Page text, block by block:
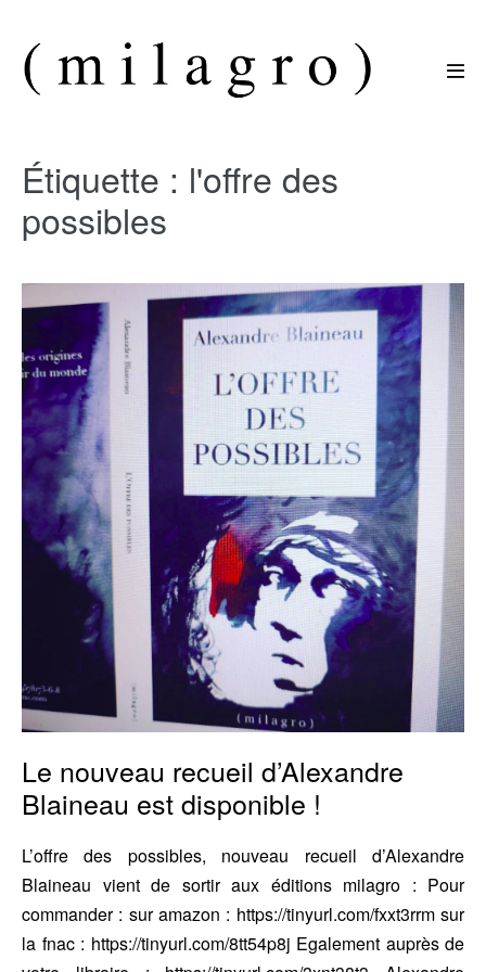
contenu
Étiquette : l'offre des
possibles
nouveau
recueil
d’Alexandre
Blaineau
est
disponible
!
Le nouveau recueil d’Alexandre
Blaineau est disponible !
L’offre des possibles, nouveau recueil d’Alexandre
Blaineau vient de sortir aux éditions milagro : Pour
commander : sur amazon : https://tinyurl.com/fxxt3rrm sur
la fnac : https://tinyurl.com/8tt54p8j Egalement auprès de